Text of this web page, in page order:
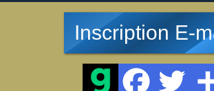
Inscription E-